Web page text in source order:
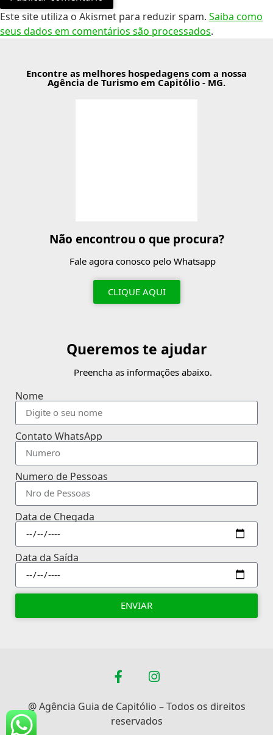
Este site utiliza o Akismet para reduzir spam. Saiba como
seus dados em comentários são processados.
Encontre as melhores hospedagens com a nossa
Agência de Turismo em Capitólio - MG.
Não encontrou o que procura?
Fale agora conosco pelo Whatsapp
CLIQUE AQUI
Queremos te ajudar
Preencha as informações abaixo.
Nome
Contato WhatsApp
Numero de Pessoas
Data de Chegada
Data da Saída
ENVIAR
@ Agência Guia de Capitólio – Todos os direitos
reservados